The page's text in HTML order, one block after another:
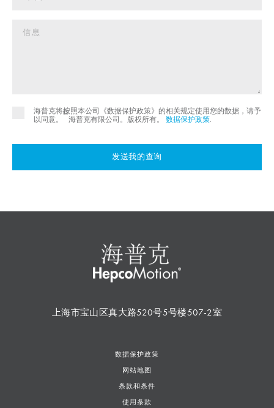
海普克将按照本公司《数据保护政策》的相关规定使用您的数据，请予
以同意。
©
海普克有限公司。版权所有。 数据保护政策
发送我的查询
上海市宝山区真大路520号5号楼507-2室
数据保护政策
网站地图
条款和条件
使用条款